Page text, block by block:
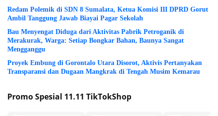
Redam Polemik di SDN 8 Sumalata, Ketua Komisi III DPRD Gorut
Ambil Tanggung Jawab Biayai Pagar Sekolah
Bau Menyengat Diduga dari Aktivitas Pabrik Petroganik di
Merakurak, Warga: Setiap Bongkar Bahan, Baunya Sangat
Mengganggu
Proyek Embung di Gorontalo Utara Disorot, Aktivis Pertanyakan
Transparansi dan Dugaan Mangkrak di Tengah Musim Kemarau
Promo Spesial 11.11 TikTokShop